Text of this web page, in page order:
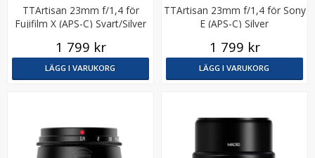
TTArtisan 23mm f/1,4 för
Fujifilm X (APS-C) Svart/Silver
1 799 kr
LÄGG I VARUKORG
TTArtisan 23mm f/1,4 för Sony
E (APS-C) Silver
1 799 kr
LÄGG I VARUKORG